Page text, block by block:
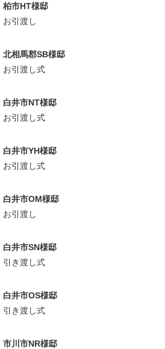
柏市HT様邸
お引渡し
北相馬郡SB様邸
お引渡し式
白井市NT様邸
お引渡し式
白井市YH様邸
お引渡し式
白井市OM様邸
お引渡し
白井市SN様邸
引き渡し式
白井市OS様邸
引き渡し式
市川市NR様邸